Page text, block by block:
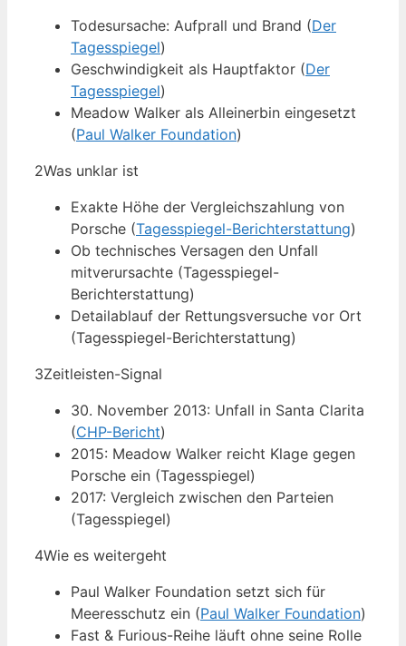
Todesursache: Aufprall und Brand (Der
Tagesspiegel)
Geschwindigkeit als Hauptfaktor (Der
Tagesspiegel)
Meadow Walker als Alleinerbin eingesetzt
(Paul Walker Foundation)
2Was unklar ist
Exakte Höhe der Vergleichszahlung von
Porsche (Tagesspiegel-Berichterstattung)
Ob technisches Versagen den Unfall
mitverursachte (Tagesspiegel-
Berichterstattung)
Detailablauf der Rettungsversuche vor Ort
(Tagesspiegel-Berichterstattung)
3Zeitleisten-Signal
30. November 2013: Unfall in Santa Clarita
(CHP-Bericht)
2015: Meadow Walker reicht Klage gegen
Porsche ein (Tagesspiegel)
2017: Vergleich zwischen den Parteien
(Tagesspiegel)
4Wie es weitergeht
Paul Walker Foundation setzt sich für
Meeresschutz ein (Paul Walker Foundation)
Fast & Furious-Reihe läuft ohne seine Rolle